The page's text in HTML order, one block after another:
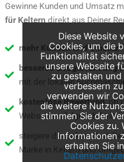
Gewinne Kunden und Umsatz
für Keltern direkt aus Deiner
mehr Kunden und Umsatz
besseres Google Ranking
mit der lokalen
kostenlose Bewertung, ob
Webseite erfolgreich
steigere die Bekanntheit
Marke in Keltern und
Diese Website
Cookies, um die
Funktionalität
unsere Webseite
zu gestalten
verbessern
verwenden wir
die weitere
stimmen Sie der
Cookies zu.
Informationen
erhalten Sie